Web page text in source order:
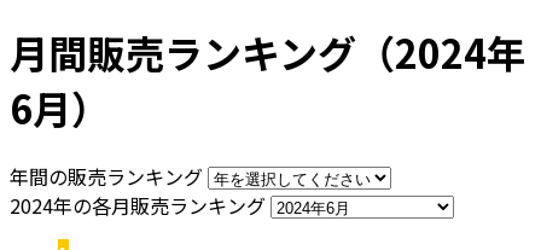
月間販売ランキング（2024年
6月）
年間の販売ランキング
2024年の各月販売ランキング